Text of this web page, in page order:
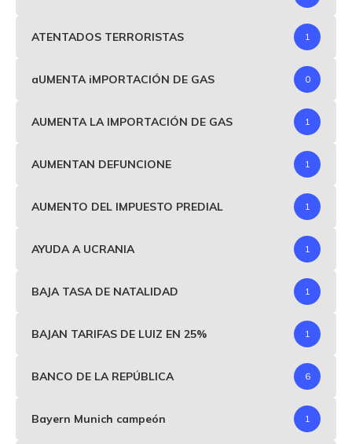
ATENTADOS TERRORISTAS 1
aUMENTA iMPORTACIÓN DE GAS 0
AUMENTA LA IMPORTACIÓN DE GAS 1
AUMENTAN DEFUNCIONE 1
AUMENTO DEL IMPUESTO PREDIAL 1
AYUDA A UCRANIA 1
BAJA TASA DE NATALIDAD 1
BAJAN TARIFAS DE LUIZ EN 25% 1
BANCO DE LA REPÚBLICA 6
Bayern Munich campeón 1